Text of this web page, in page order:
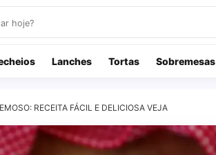
Lanches Tortas Sobremesas
RECEITA FÁCIL E DELICIOSA VEJA